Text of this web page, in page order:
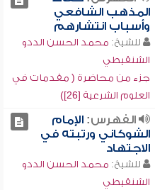
المذهب الشافعي
وأسباب انتشارهم
للشيخ: محمد الحسن الددو
الشنقيطي
جزء من محاضرة ( مقدمات في
العلوم الشرعية [26])
الفهرس:الإمام
الشوكاني ورتبته في
الاجتهاد
للشيخ: محمد الحسن الددو
الشنقيطي